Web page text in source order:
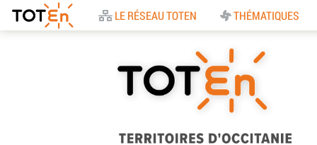
Accueil
LE RÉSEAU TOTEN THÉMATIQUES